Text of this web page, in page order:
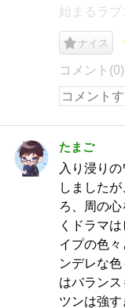
始まるラブ
ナイス
コメント(0)
たまご
入り浸り
しました
ろ、周の
くドラマ
イプの色
ンデレな
はバラン
ツンは強